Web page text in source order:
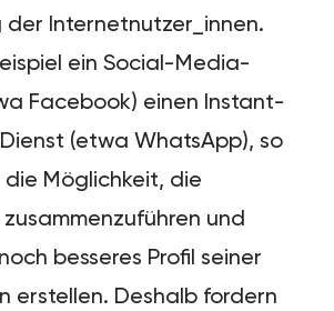
der Internetnutzer_innen.
ein Social-Media-
Facebook) einen Instant-
(etwa WhatsApp), so
Möglichkeit, die
und
besseres Profil seiner
erstellen. Deshalb fordern